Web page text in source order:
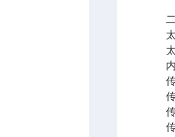
二
太
太
内
传
传
传
传